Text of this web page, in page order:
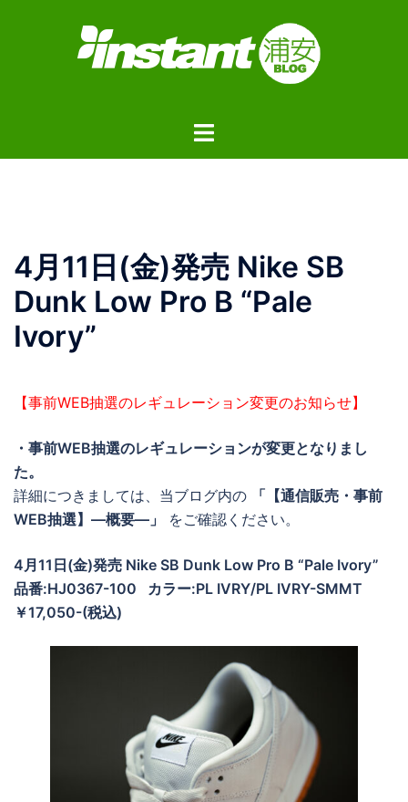
ト
ー
4月11日(金)発売 Nike SB
Dunk Low Pro B “Pale
Ivory”
【事前WEB抽選のレギュレーション変更のお知らせ】
・事前WEB抽選のレギュレーションが変更となりまし
た。
詳細につきましては、当ブログ内の
「【通信販売・事前
WEB抽選】―概要―」
をご確認ください。
4月11日(金)発売 Nike SB Dunk Low Pro B “Pale Ivory”
品番:HJ0367-100 カラー:PL IVRY/PL IVRY-SMMT
￥17,050-(税込)